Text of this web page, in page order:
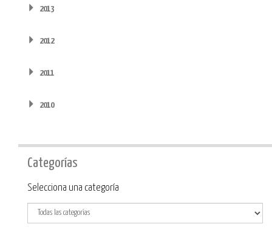
2013
2012
2011
2010
Categorías
Categoría
Selecciona una categoría